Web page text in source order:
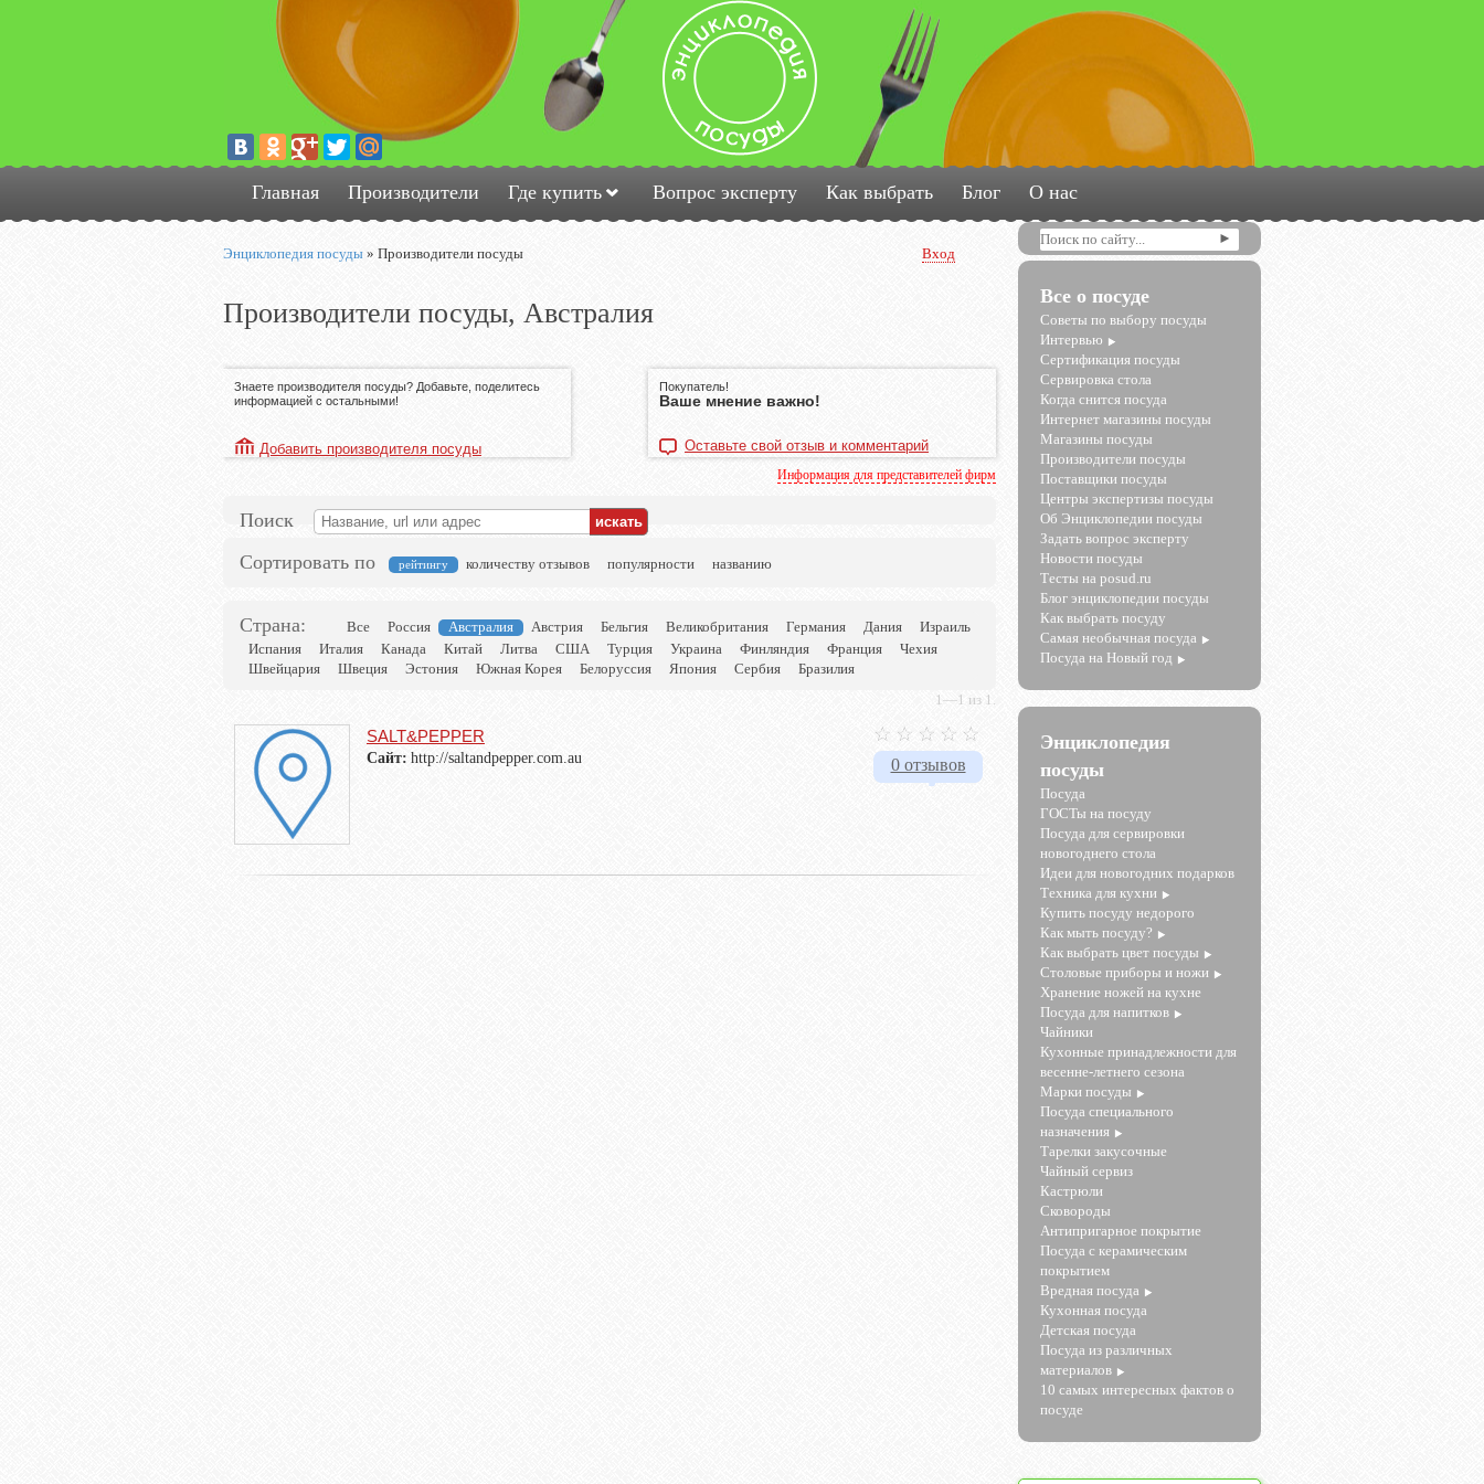
Главная Производители Где купить Вопрос эксперту Как выбрать Блог О нас
Энциклопедия посуды » Производители посуды Вход
Производители посуды, Австралия
Знаете производителя посуды? Добавьте, поделитесь
информацией с остальными!
Добавить производителя посуды
Покупатель!
Ваше мнение важно!
Оставьте свой отзыв и комментарий
Информация для представителей фирм
Поиск
Сортировать по
рейтингу количеству отзывов популярности названию
Страна: Все Россия Австралия Австрия Бельгия Великобритания Германия Дания
Израиль
Испания
Италия Канада Китай Литва США Турция Украина Финляндия Франция
Чехия
Швейцария
Швеция Эстония Южная Корея Белоруссия Япония Сербия
Бразилия
1—1 из 1.
0 отзывов
SALT&PEPPER
Сайт: http://saltandpepper.com.au
Все о посуде
Советы по выбору посуды
Интервью
Сертификация посуды
Сервировка стола
Когда снится посуда
Интернет магазины посуды
Магазины посуды
Производители посуды
Поставщики посуды
Центры экспертизы посуды
Об Энциклопедии посуды
Задать вопрос эксперту
Новости посуды
Тесты на posud.ru
Блог энциклопедии посуды
Как выбрать посуду
Самая необычная посуда
Посуда на Новый год
Энциклопедия
посуды
Посуда
ГОСТы на посуду
Посуда для сервировки
новогоднего стола
Идеи для новогодних подарков
Техника для кухни
Купить посуду недорого
Как мыть посуду?
Как выбрать цвет посуды
Столовые приборы и ножи
Хранение ножей на кухне
Посуда для напитков
Чайники
Кухонные принадлежности для
весенне-летнего сезона
Марки посуды
Посуда специального
назначения
Тарелки закусочные
Чайный сервиз
Кастрюли
Сковороды
Антипригарное покрытие
Посуда с керамическим
покрытием
Вредная посуда
Кухонная посуда
Детская посуда
Посуда из различных
материалов
10 самых интересных фактов о
посуде